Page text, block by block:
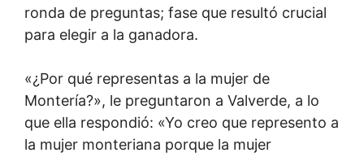
ronda de preguntas; fase que resultó crucial
para elegir a la ganadora.
«¿Por qué representas a la mujer de
Montería?», le preguntaron a Valverde, a lo
que ella respondió: «Yo creo que represento a
la mujer monteriana porque la mujer